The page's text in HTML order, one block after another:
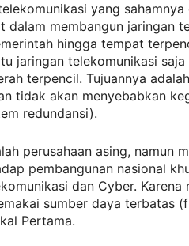
yang sahamnya
dalam membangun jaringan
hingga tempat
jaringan telekomunikasi
terpencil. Tujuannya
tidak akan menyebabkan
redundansi).
perusahaan asing, namun
pembangunan nasional
dan Cyber. Karena
sumber daya terbatas
Pertama.